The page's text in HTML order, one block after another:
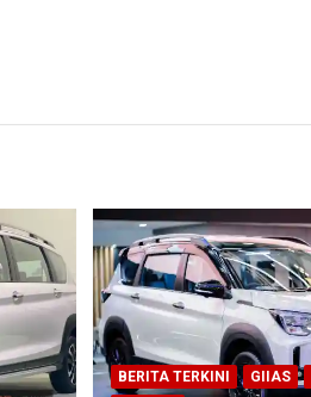
BERITA TERKINI GIIAS